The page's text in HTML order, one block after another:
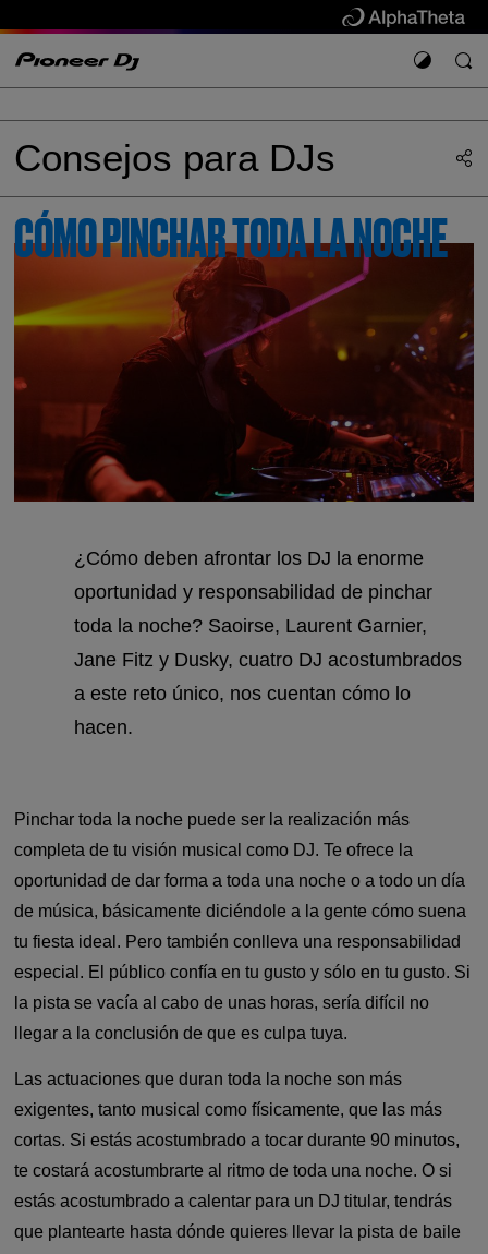
Consejos para DJs
CÓMO PINCHAR TODA LA NOCHE
¿Cómo deben afrontar los DJ la enorme
oportunidad y responsabilidad de pinchar
toda la noche? Saoirse, Laurent Garnier,
Jane Fitz y Dusky, cuatro DJ acostumbrados
a este reto único, nos cuentan cómo lo
hacen.
Pinchar toda la noche puede ser la realización más
completa de tu visión musical como DJ. Te ofrece la
oportunidad de dar forma a toda una noche o a todo un día
de música, básicamente diciéndole a la gente cómo suena
tu fiesta ideal. Pero también conlleva una responsabilidad
especial. El público confía en tu gusto y sólo en tu gusto. Si
la pista se vacía al cabo de unas horas, sería difícil no
llegar a la conclusión de que es culpa tuya.
Las actuaciones que duran toda la noche son más
exigentes, tanto musical como físicamente, que las más
cortas. Si estás acostumbrado a tocar durante 90 minutos,
te costará acostumbrarte al ritmo de toda una noche. O si
estás acostumbrado a calentar para un DJ titular, tendrás
que plantearte hasta dónde quieres llevar la pista de baile